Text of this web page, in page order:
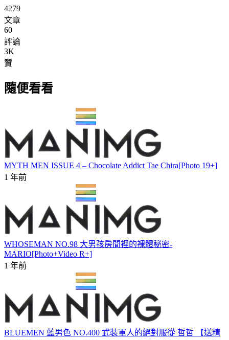
4279
文章
60
評論
3K
贊
隨便看看
MYTH MEN ISSUE 4 – Chocolate Addict Tae Chira[Photo 19+]
1 年前
WHOSEMAN NO.98 大男孩房間裡的裸體秘密-
MARIO[Photo+Video R+]
1 年前
BLUEMEN 藍男色 NO.400 武裝軍人的絕對服從 哲哲 【送精